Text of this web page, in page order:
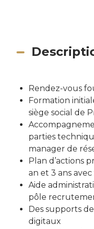
Rendez-vous
Formation
siège social de
parties
manager de
Plan d’actions
an et 3 ans
Aide
pôle
Des supports
digitaux